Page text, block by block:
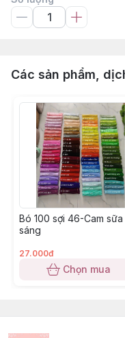
Các sản phẩm,
Bó 100 sợi 46-Cam sữa
sáng
27.000đ
Chọn mua